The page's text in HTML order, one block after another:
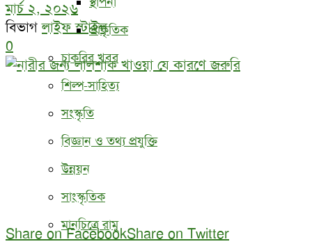
প্রাকৃতিক
চাকরির খবর
শিল্প-সাহিত্য
সংস্কৃতি
বিজ্ঞান ও তথ্য প্রযুক্তি
উন্নয়ন
সাংস্কৃতিক
মানচিত্রে রামু
মার্চ ২, ২০২৬
বিভাগ লাইফ স্টাইল
0
Share on FacebookShare on Twitter